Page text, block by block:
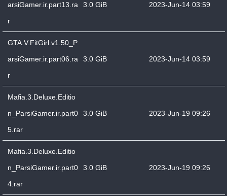
arsiGamer.ir.part13.ra
r
3.0 GiB 2023-Jun-14 03:59
GTA.V.FitGirl.v1.50_P
arsiGamer.ir.part06.ra
r
3.0 GiB 2023-Jun-14 03:59
Mafia.3.Deluxe.Editio
n_ParsiGamer.ir.part0
5.rar
3.0 GiB 2023-Jun-19 09:26
Mafia.3.Deluxe.Editio
n_ParsiGamer.ir.part0
4.rar
3.0 GiB 2023-Jun-19 09:26